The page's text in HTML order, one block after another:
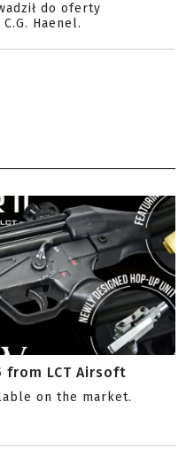
do oferty
Haenel.
from LCT Airsoft
on the market.